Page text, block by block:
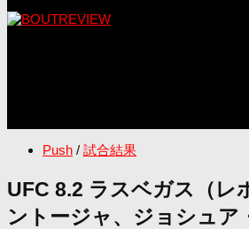
Push / 試合結果
UFC 8.2 ラスベガス（レ
ントージャ、ジョシュア